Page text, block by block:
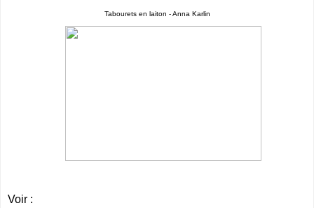
Tabourets en laiton - Anna Karlin
Voir :